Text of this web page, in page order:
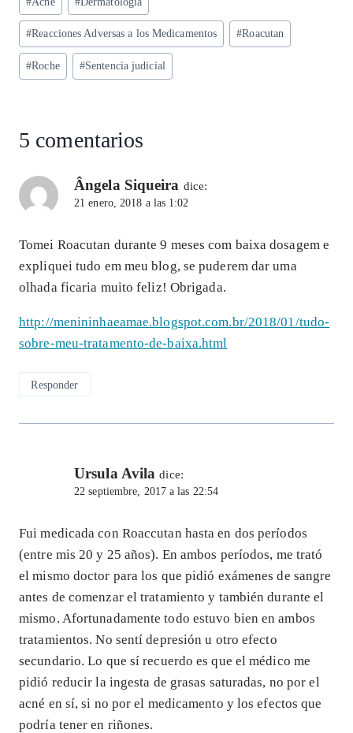
A
p
p
ra
m
o
o
k
dI
n
l
de
la
entrada:
#Reacciones Adversas a los Medicamentos #Roacutan
#Roche #Sentencia judicial
5 comentarios
Ângela Siqueira dice:
21 enero, 2018 a las 1:02
Tomei Roacutan durante 9 meses com baixa dosagem e
expliquei tudo em meu blog, se puderem dar uma
olhada ficaria muito feliz! Obrigada.
http://menininhaeamae.blogspot.com.br/2018/01/tudo-
sobre-meu-tratamento-de-baixa.html
Responder
Ursula Avila dice:
22 septiembre, 2017 a las 22:54
Fui medicada con Roaccutan hasta en dos períodos
(entre mis 20 y 25 años). En ambos períodos, me trató
el mismo doctor para los que pidió exámenes de sangre
antes de comenzar el tratamiento y también durante el
mismo. Afortunadamente todo estuvo bien en ambos
tratamientos. No sentí depresión u otro efecto
secundario. Lo que sí recuerdo es que el médico me
pidió reducir la ingesta de grasas saturadas, no por el
acné en sí, si no por el medicamento y los efectos que
podría tener en riñones.